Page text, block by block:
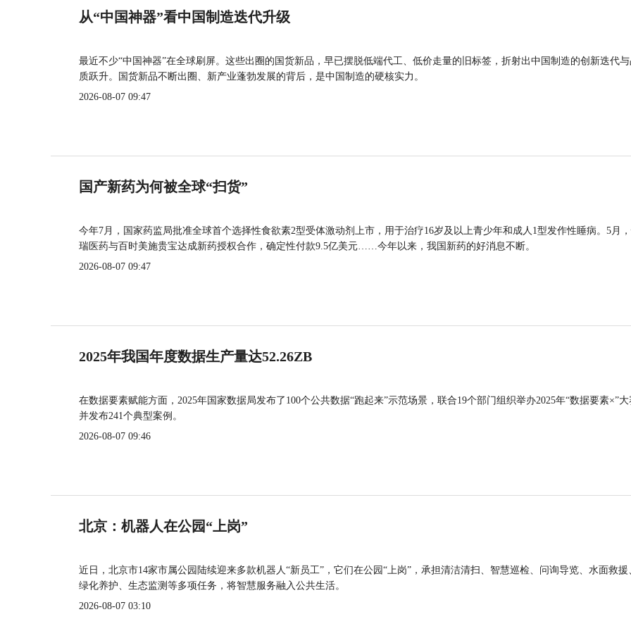
从“中国神器”看中国制造迭代升级
最近不少“中国神器”在全球刷屏。这些出圈的国货新品，早已摆脱低端代工、低价走量的旧标签，折射出中国制造的创新迭代
质跃升。国货新品不断出圈、新产业蓬勃发展的背后，是中国制造的硬核实力。
2026-08-07 09:47
国产新药为何被全球“扫货”
今年7月，国家药监局批准全球首个选择性食欲素2型受体激动剂上市，用于治疗16岁及以上青少年和成人1型发作性睡病。5月
瑞医药与百时美施贵宝达成新药授权合作，确定性付款9.5亿美元……今年以来，我国新药的好消息不断。
2026-08-07 09:47
2025年我国年度数据生产量达52.26ZB
在数据要素赋能方面，2025年国家数据局发布了100个公共数据“跑起来”示范场景，联合19个部门组织举办2025年“数据要素×”大
并发布241个典型案例。
2026-08-07 09:46
北京：机器人在公园“上岗”
近日，北京市14家市属公园陆续迎来多款机器人“新员工”，它们在公园“上岗”，承担清洁清扫、智慧巡检、问询导览、水面救援
绿化养护、生态监测等多项任务，将智慧服务融入公共生活。
2026-08-07 03:10